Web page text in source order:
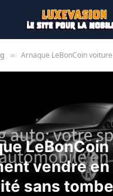
» Arnaque LeBonCoin voiture : comment vendre
vendre
sans